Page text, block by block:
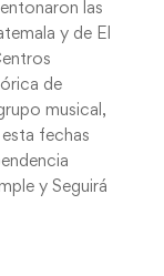
las
y de El
de
musical,
fechas
y Seguirá